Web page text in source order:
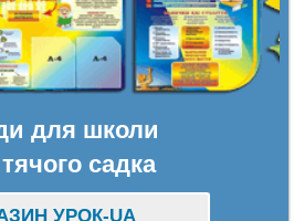
для школи
садка
УРОК-UA